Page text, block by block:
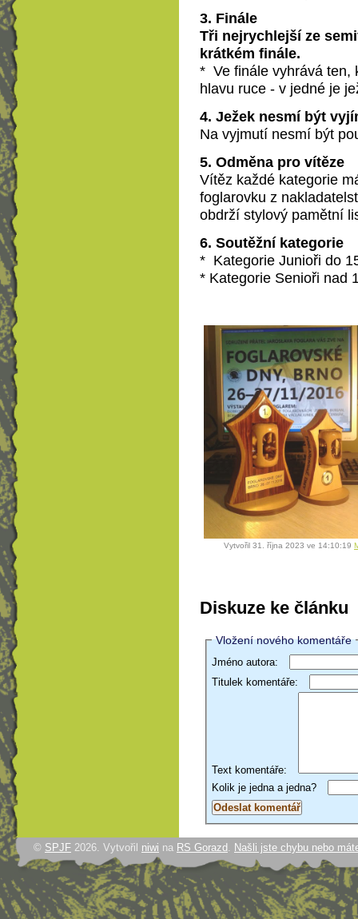
3. Finále
Tři nejrychlejší ze
krátkém finále.
* Ve finále vyhrává ten,
hlavu ruce - v jedné je
4. Ježek nesmí být
Na vyjmutí nesmí být
5. Odměna pro vítěze
Vítěz každé kategorie
foglarovku z
obdrží stylový pamětní
6. Soutěžní kategorie
* Kategorie Junioři do
* Kategorie Senioři nad
Vytvořil 31. října 2023 ve 14:10:19
Diskuze ke článku
Vložení nového komentáře
Jméno autora:
Titulek komentáře:
Text komentáře:
Kolik je jedna a jedna?
© SPJF 2026. Vytvořil niwi na RS Gorazd . Našli jste chybu nebo